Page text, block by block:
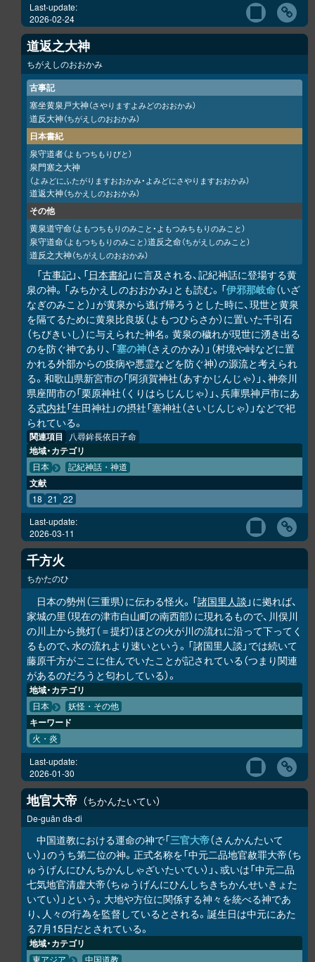
Last-update:
2026-02-24
道返之大神
ちがえしのおおかみ
古事記
塞坐黄泉戸大神（さやりますよみどのおおかみ）
道反大神（ちがえしのおおかみ）
日本書紀
泉守道者（よもつちもりびと）
泉門塞之大神
（よみどにふたがりますおおかみ・よみどにさやりますおおかみ）
道返大神（ちかえしのおおかみ）
その他
黄泉道守命（よもつちもりのみこと・よもつみちもりのみこと）
泉守道命（よもつちもりのみこと）道反之命（ちがえしのみこと）
道反之大神（ちがえしのおおかみ）
「古事記」、「日本書紀」に言及される、記紀神話に登場する黄
泉の神。「みちかえしのおおかみ」とも読む。「伊邪那岐命（いざ
なぎのみこと）」が黄泉から逃げ帰ろうとした時に、現世と黄泉
を隔てるために黄泉比良坂（よもつひらさか）に置いた千引石
（ちびきいし）に与えられた神名。黄泉の穢れが現世に湧き出る
のを防ぐ神であり、「塞の神（さえのかみ）」（村境や峠などに置
かれる外部からの疫病や悪霊などを防ぐ神）の源流と考えられ
る。和歌山県新宮市の「阿須賀神社（あすかじんじゃ）」、神奈川
県座間市の「栗原神社（くりはらじんじゃ）」、兵庫県神戸市にあ
る式内社「生田神社」の摂社「塞神社（さいじんじゃ）」などで祀
られている。
関連項目 八尋鉾長依日子命
地域・カテゴリ
日本 記紀神話・神道
文献
18 21 22
Last-update:
2026-03-11
千方火
ちかたのひ
日本の勢州（三重県）に伝わる怪火。「諸国里人談 」に拠れば、
家城の里（現在の津市白山町の南西部）に現れるもので、川俣川
の川上から挑灯（＝提灯）ほどの火が川の流れに沿って下ってく
るもので、水の流れより速いという。「諸国里人談」では続いて
藤原千方がここに住んでいたことが記されている（つまり関連
があるのだろうと匂わしている）。
地域・カテゴリ
日本 妖怪・その他
キーワード
火・炎
Last-update:
2026-01-30
地官大帝 ちかんたいてい
De-guān dà-di
中国道教における運命の神で「三官大帝（さんかんたいて
い）」のうち第二位の神。正式名称を「中元二品地官赦罪大帝（ち
ゅうげんにひんちかんしゃざいたいてい）」、或いは「中元二品
七気地官清虚大帝（ちゅうげんにひんしちきちかんせいきょた
いてい）」という。大地や方位に関係する神々を統べる神であ
り、人々の行為を監督しているとされる。誕生日は中元にあた
る7月15日だとされている。
地域・カテゴリ
東アジア 中国道教